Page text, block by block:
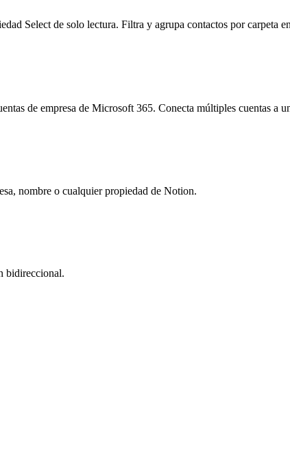
Select de solo lectura. Filtra y agrupa contactos por carpeta
de empresa de Microsoft 365. Conecta múltiples cuentas a
nombre o cualquier propiedad de Notion.
bidireccional.